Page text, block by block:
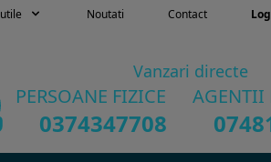
Noutati Contact
Vanzari directe
PERSOANE FIZICE AGENTII
0374347708